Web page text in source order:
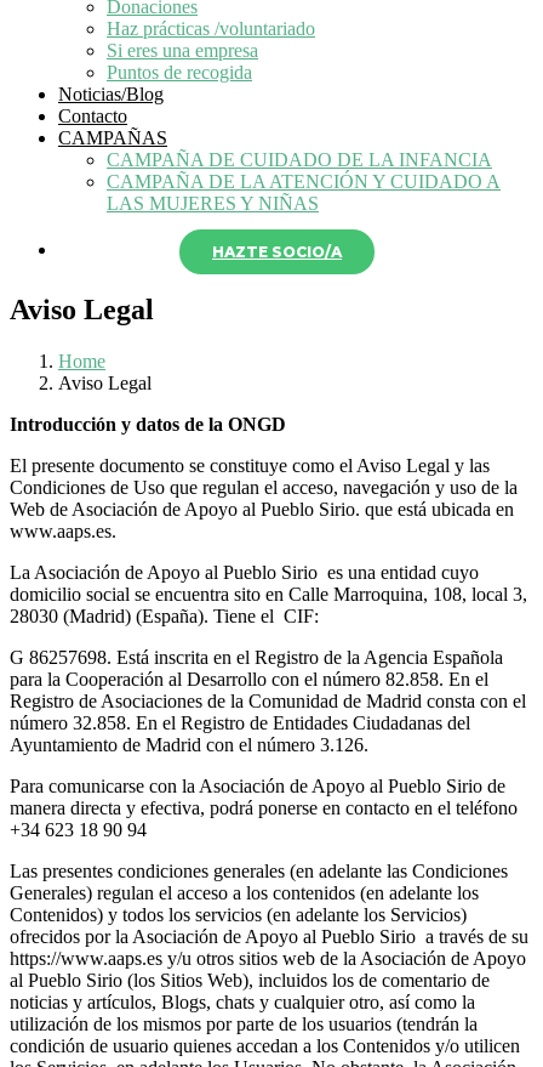
Donaciones
Haz prácticas /voluntariado
Si eres una empresa
Puntos de recogida
Noticias/Blog
Contacto
CAMPAÑAS
CAMPAÑA DE CUIDADO DE LA INFANCIA
CAMPAÑA DE LA ATENCIÓN Y CUIDADO A
LAS MUJERES Y NIÑAS
HAZTE SOCIO/A
Aviso Legal
Home
Aviso Legal
Introducción y datos de la ONGD
El presente documento se constituye como el Aviso Legal y las
Condiciones de Uso que regulan el acceso, navegación y uso de la
Web de Asociación de Apoyo al Pueblo Sirio. que está ubicada en
www.aaps.es.
La Asociación de Apoyo al Pueblo Sirio es una entidad cuyo
domicilio social se encuentra sito en Calle Marroquina, 108, local 3,
28030 (Madrid) (España). Tiene el CIF:
G 86257698. Está inscrita en el Registro de la Agencia Española
para la Cooperación al Desarrollo con el número 82.858. En el
Registro de Asociaciones de la Comunidad de Madrid consta con el
número 32.858. En el Registro de Entidades Ciudadanas del
Ayuntamiento de Madrid con el número 3.126.
Para comunicarse con la Asociación de Apoyo al Pueblo Sirio de
manera directa y efectiva, podrá ponerse en contacto en el teléfono
+34 623 18 90 94
Las presentes condiciones generales (en adelante las Condiciones
Generales) regulan el acceso a los contenidos (en adelante los
Contenidos) y todos los servicios (en adelante los Servicios)
ofrecidos por la Asociación de Apoyo al Pueblo Sirio a través de su
https://www.aaps.es y/u otros sitios web de la Asociación de Apoyo
al Pueblo Sirio (los Sitios Web), incluidos los de comentario de
noticias y artículos, Blogs, chats y cualquier otro, así como la
utilización de los mismos por parte de los usuarios (tendrán la
condición de usuario quienes accedan a los Contenidos y/o utilicen